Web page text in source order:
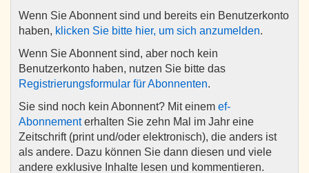
Wenn Sie Abonnent sind und bereits ein Benutzerkonto
haben, klicken Sie bitte hier, um sich anzumelden.
Wenn Sie Abonnent sind, aber noch kein
Benutzerkonto haben, nutzen Sie bitte das
Registrierungsformular für Abonnenten.
Sie sind noch kein Abonnent? Mit einem ef-
Abonnementerhalten Sie zehn Mal im Jahr eine
Zeitschrift (print und/oder elektronisch), die anders ist
als andere. Dazu können Sie dann diesen und viele
andere exklusive Inhalte lesen und kommentieren.